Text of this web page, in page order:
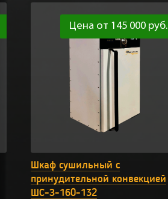
Цена от 145 000 руб.
Шкаф сушильный с
принудительной конвекцией
ШС-З-160-132